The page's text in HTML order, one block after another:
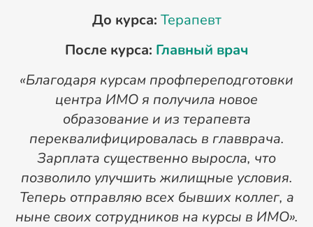
До курса: Терапевт
После курса: Главный врач
«Благодаря курсам профпереподготовки
центра ИМО я получила новое
образование и из терапевта
переквалифицировалась в главврача.
Зарплата существенно выросла, что
позволило улучшить жилищные условия.
Теперь отправляю всех бывших коллег, а
ныне своих сотрудников на курсы в ИМО».